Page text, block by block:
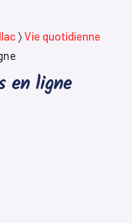
〉Vie quotidienne
en ligne